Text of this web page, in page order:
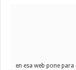
en esa web pone